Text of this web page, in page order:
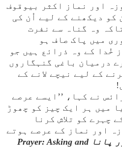
اور نماز اکثر بیوقوف
کو دیکھنے کے لیے اُن کی
وہ گناہ سے نفرت
میں پاک صاف ہو
خُدا کے وہ ذرائع ہیں جو
درمیان باغی گنہگاروں
کے لیے نیچے لانے کے
نے کہا، ’’ایسے عرصے
میں ہر ایک چیز کو چھوڑ
چہرے کو تلاش کرنا
اور نماز کے عرصے ہوتے
دعا: مانگنا اور پانا Prayer: Asking and